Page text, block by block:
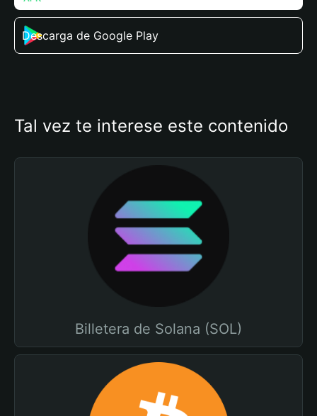
Descarga de Google Play
Tal vez te interese este contenido
Billetera de Solana (SOL)